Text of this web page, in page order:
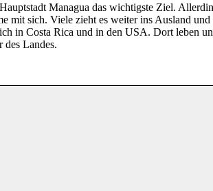
Managua das wichtigste Ziel.
mit sich. Viele zieht es weiter ins Ausland und
in Costa Rica und in den USA. Dort leben
des Landes.